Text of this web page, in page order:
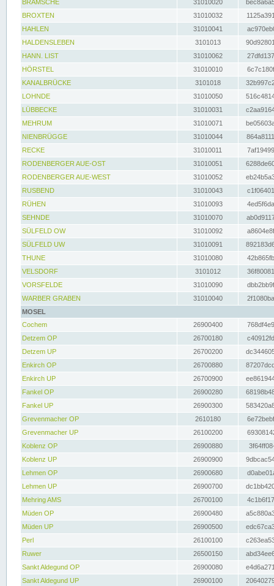
BRAMSCHE
31010020
BROXTEN
31010032
HAHLEN
31010041
HALDENSLEBEN
3101013
HANN. LIST
31010062
HÖRSTEL
31010010
KANALBRÜCKE
3101018
LOHNDE
31010050
LÜBBECKE
31010031
MEHRUM
31010071
NIENBRÜGGE
31010044
RECKE
31010011
RODENBERGER AUE-OST
31010051
RODENBERGER AUE-WEST
31010052
RUSBEND
31010043
RÜHEN
31010093
SEHNDE
31010070
SÜLFELD OW
31010092
SÜLFELD UW
31010091
THUNE
31010080
VELSDORF
3101012
VORSFELDE
31010090
WARBER GRABEN
31010040
MOSEL
Cochem
26900400
Detzem OP
26700180
Detzem UP
26700200
Enkirch OP
26700880
Enkirch UP
26700900
Fankel OP
26900280
Fankel UP
26900300
Grevenmacher OP
2610180
Grevenmacher UP
26100200
Koblenz OP
26900880
Koblenz UP
26900900
Lehmen OP
26900680
Lehmen UP
26900700
Mehring AMS
26700100
Müden OP
26900480
Müden UP
26900500
Perl
26100100
Ruwer
26500150
Sankt Aldegund OP
26900080
Sankt Aldegund UP
26900100